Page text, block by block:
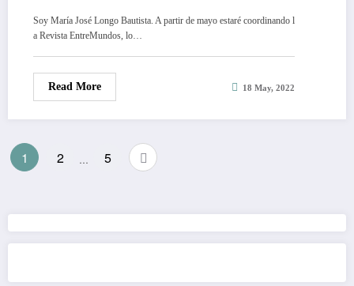
Soy María José Longo Bautista. A partir de mayo estaré coordinando l
a Revista EntreMundos, lo…
Read More 18 May, 2022
Posts
1 2 5